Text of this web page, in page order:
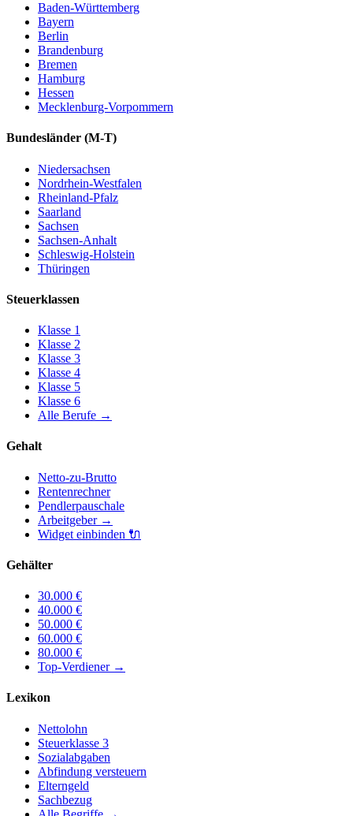
Baden-Württemberg
Bayern
Berlin
Brandenburg
Bremen
Hamburg
Hessen
Mecklenburg-Vorpommern
Bundesländer (M-T)
Niedersachsen
Nordrhein-Westfalen
Rheinland-Pfalz
Saarland
Sachsen
Sachsen-Anhalt
Schleswig-Holstein
Thüringen
Steuerklassen
Klasse 1
Klasse 2
Klasse 3
Klasse 4
Klasse 5
Klasse 6
Alle Berufe →
Gehalt
Netto-zu-Brutto
Rentenrechner
Pendlerpauschale
Arbeitgeber→
Widget einbinden 🔌
Gehälter
30.000 €
40.000 €
50.000 €
60.000 €
80.000 €
Top-Verdiener→
Lexikon
Nettolohn
Steuerklasse 3
Sozialabgaben
Abfindung versteuern
Elterngeld
Sachbezug